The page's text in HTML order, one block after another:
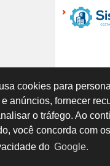
cookies para
anúncios, fornecer
o tráfego. Ao
você concorda com
do Google.